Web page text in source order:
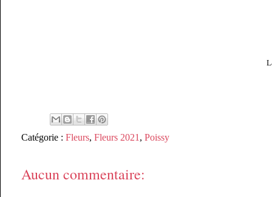
Catégorie : Fleurs, Fleurs 2021 , Poissy
Aucun commentaire: